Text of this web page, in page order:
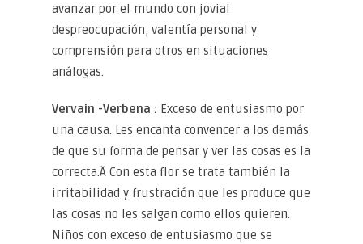
avanzar por el mundo con jovial
despreocupación, valentía personal y
comprensión para otros en situaciones
análogas.
Vervain -Verbena : Exceso de entusiasmo por
una causa. Les encanta convencer a los demás
de que su forma de pensar y ver las cosas es la
correcta.Â Con esta flor se trata también la
irritabilidad y frustración que les produce que
las cosas no les salgan como ellos quieren.
Niños con exceso de entusiasmo que se